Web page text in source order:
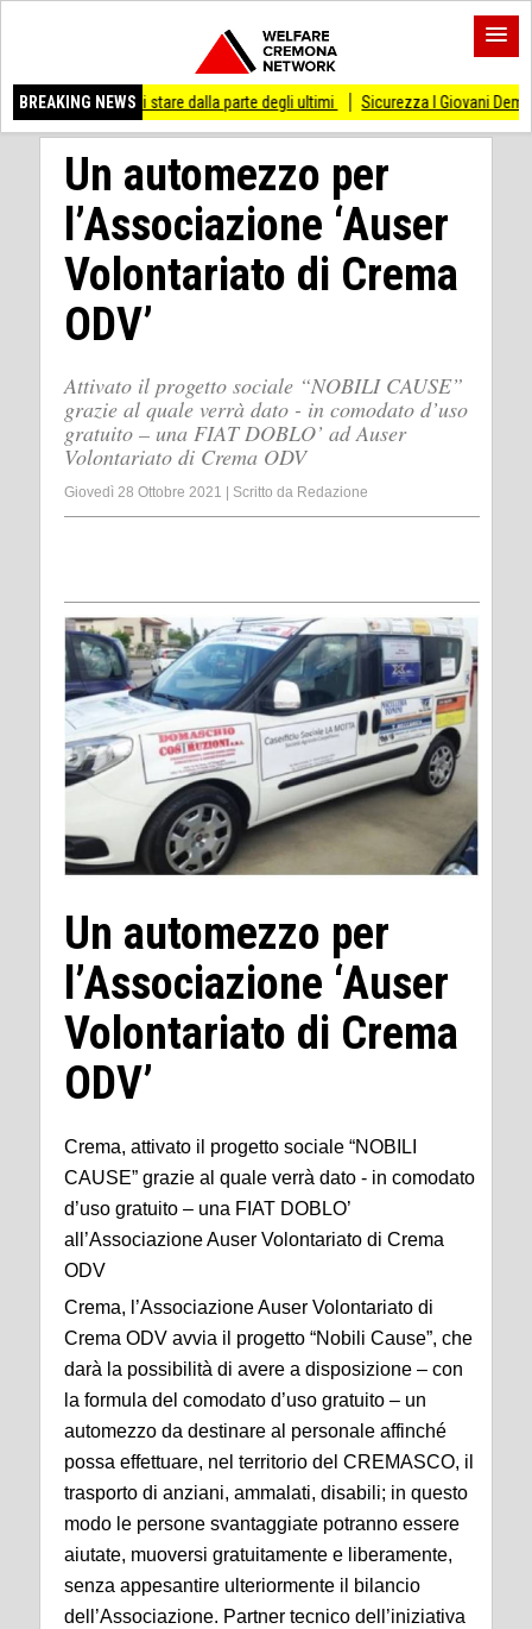
BREAKING NEWS
di stare dalla parte degli ultimi Sicurezza I Giovani Democratici
Un automezzo per
l’Associazione ‘Auser
Volontariato di Crema
ODV’
Attivato il progetto sociale “NOBILI CAUSE”
grazie al quale verrà dato - in comodato d’uso
gratuito – una FIAT DOBLO’ ad Auser
Volontariato di Crema ODV
Giovedì 28 Ottobre 2021 Scritto da Redazione
Un automezzo per
l’Associazione ‘Auser
Volontariato di Crema
ODV’
Crema, attivato il progetto sociale “NOBILI
CAUSE” grazie al quale verrà dato - in comodato
d’uso gratuito – una FIAT DOBLO’
all’Associazione Auser Volontariato di Crema
ODV
Crema, l’Associazione Auser Volontariato di
Crema ODV avvia il progetto “Nobili Cause”, che
darà la possibilità di avere a disposizione – con
la formula del comodato d’uso gratuito – un
automezzo da destinare al personale affinché
possa effettuare, nel territorio del CREMASCO, il
trasporto di anziani, ammalati, disabili; in questo
modo le persone svantaggiate potranno essere
aiutate, muoversi gratuitamente e liberamente,
senza appesantire ulteriormente il bilancio
dell’Associazione. Partner tecnico dell’iniziativa